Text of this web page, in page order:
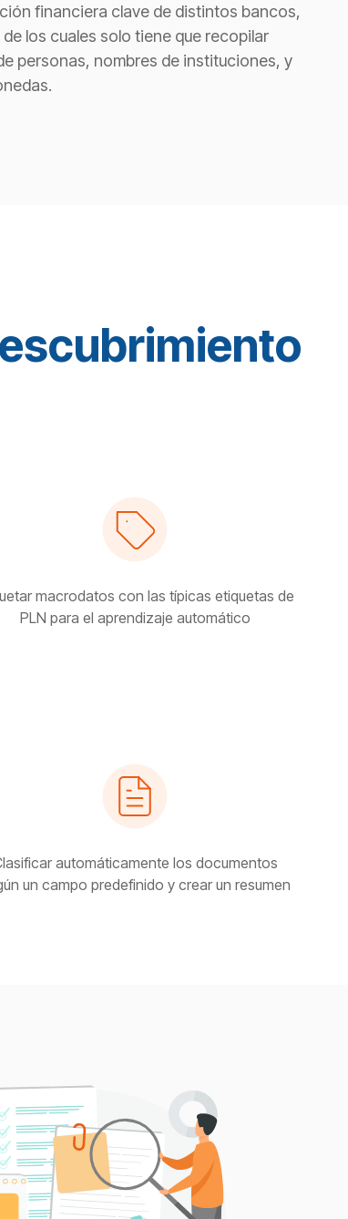
financiera clave de distintos bancos,
los cuales solo tiene que recopilar
personas, nombres de instituciones, y
macrodatos con las típicas etiquetas de
PLN para el aprendizaje automático
automáticamente los documentos
un campo predefinido y crear un resumen